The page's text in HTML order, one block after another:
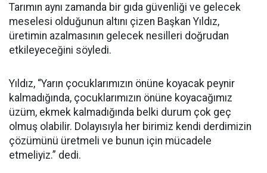
Tarımın aynı zamanda bir gıda güvenliği ve gelecek
meselesi olduğunun altını çizen Başkan Yıldız,
üretimin azalmasının gelecek nesilleri doğrudan
etkileyeceğini söyledi.
Yıldız, “Yarın çocuklarımızın önüne koyacak peynir
kalmadığında, çocuklarımızın önüne koyacağımız
üzüm, ekmek kalmadığında belki durum çok geç
olmuş olabilir. Dolayısıyla her birimiz kendi derdimizin
çözümünü üretmeli ve bunun için mücadele
etmeliyiz.” dedi.